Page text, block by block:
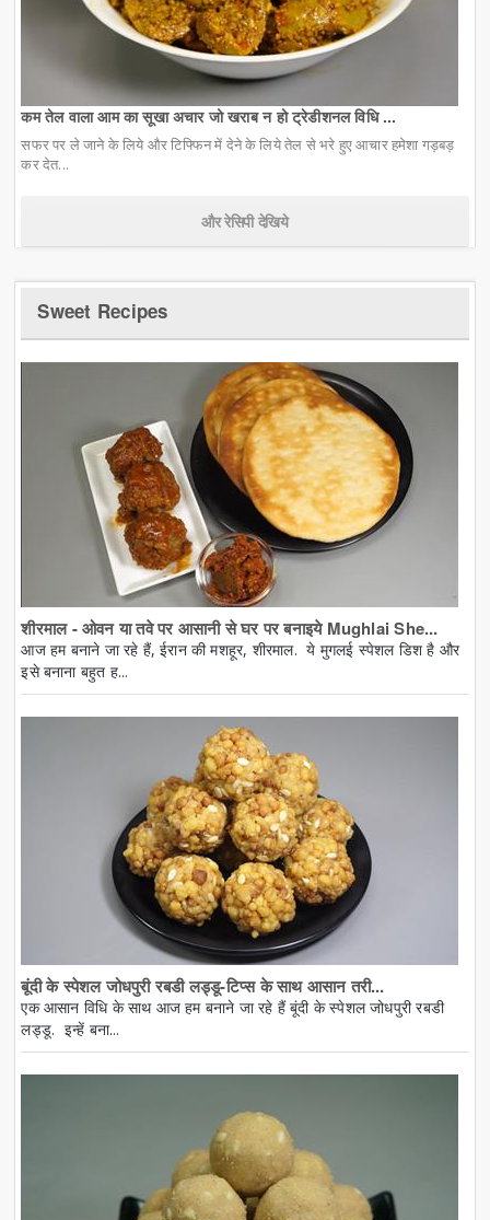
कम तेल वाला आम का सूखा अचार जो खराब न हो ट्रेडीशनल विधि ...
सफर पर ले जाने के लिये और टिफ्फिन में देने के लिये तेल से भरे हुए आचार हमेशा गड़बड़
कर देत...
और रेसिपी देखिये
Sweet Recipes
शीरमाल - ओवन या तवे पर आसानी से घर पर बनाइये Mughlai She...
आज हम बनाने जा रहे हैं, ईरान की मशहूर, शीरमाल. ये मुगलई स्पेशल डिश है और
इसे बनाना बहुत ह...
बूंदी के स्पेशल जोधपुरी रबडी लड्डू-टिप्स के साथ आसान तरी...
एक आसान विधि के साथ आज हम बनाने जा रहे हैं बूंदी के स्पेशल जोधपुरी रबडी
लड्डू. इन्हें बना...